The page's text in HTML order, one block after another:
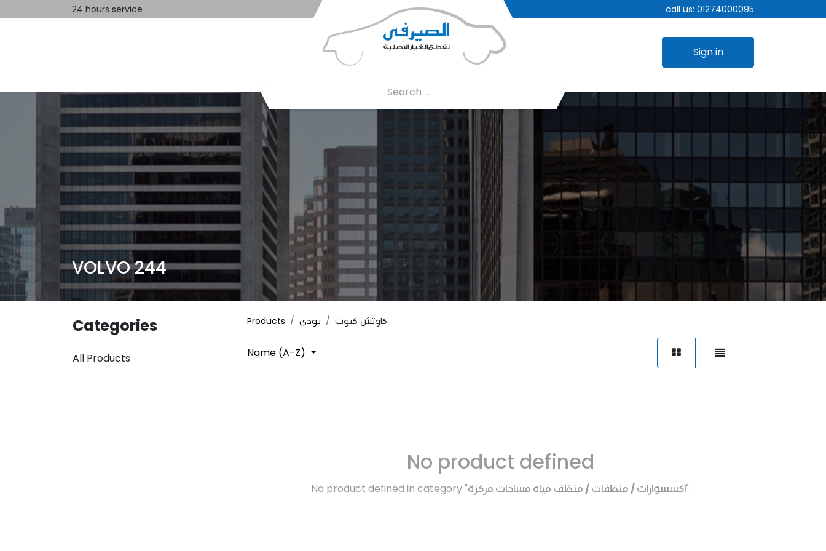
24 hours service call us: 01274000095
Sign in
VOLVO 244
Categories
All Products
Products بودي كاوتش كبوت
Name (A-Z)
No product defined
No product defined in category "اكسسوارات / منظفات / منظف مياه مساحات مركزة".